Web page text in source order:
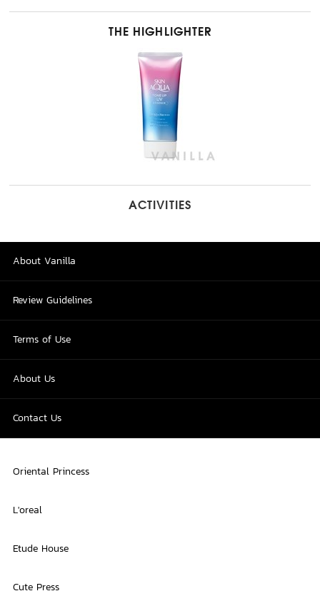
THE HIGHLIGHTER
ACTIVITIES
About Vanilla
Review Guidelines
Terms of Use
About Us
Contact Us
Oriental Princess
L'oreal
Etude House
Cute Press